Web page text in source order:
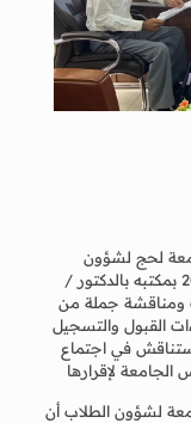
لحج لشؤون
الطلاب صباح اليوم الأحد الموافق 19 مايو 2024 بمكتبه بالدكتور /
ومناقشة جملة من
القبول والتسجيل
ستناقش في اجتماع
لإقرارها
لشؤون الطلاب أن